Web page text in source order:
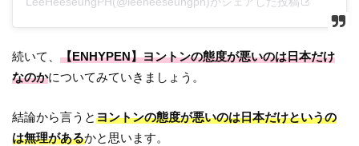
続いて、【ENHYPEN】ヨントンの態度が悪いのは日本だけ
なのかについてみていきましょう。
結論から言うとヨントンの態度が悪いのは日本だけというの
は無理があるかと思います。